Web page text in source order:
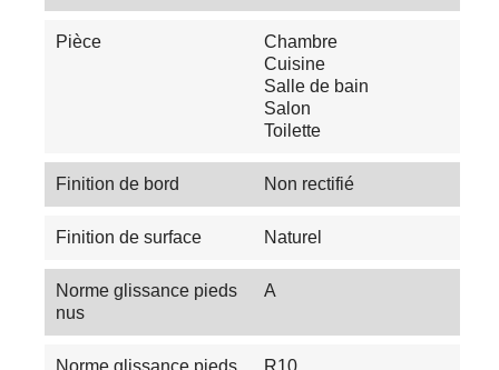
Pièce
Chambre
Cuisine
Salle de bain
Salon
Toilette
Finition de bord Non rectifié
Finition de surface Naturel
Norme glissance pieds
nus
A
Norme glissance pieds
R10